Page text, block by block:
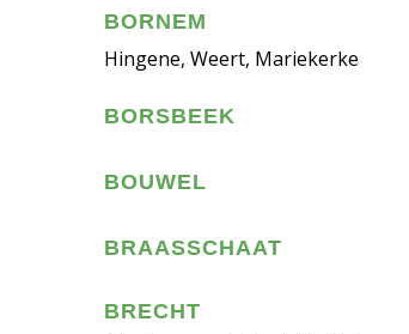
BORNEM
Hingene, Weert, Mariekerke
BORSBEEK
BOUWEL
BRAASSCHAAT
BRECHT